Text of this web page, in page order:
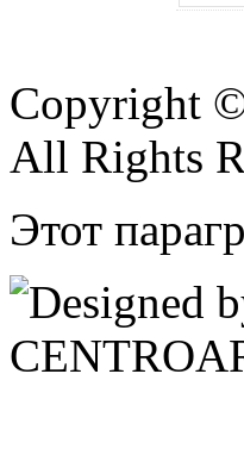
Copyright
All Rights
Этот